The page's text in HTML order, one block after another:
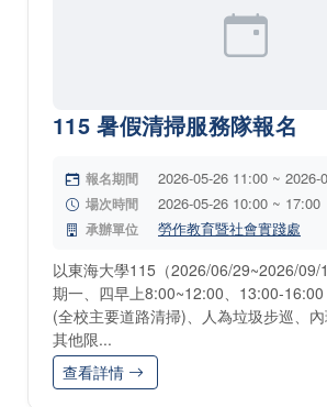
115 暑假清掃服務隊報名
報名期間 2026-05-26 11:00 ~ 2026-
場次時間 2026-05-26 10:00 ~ 17:00
承辦單位 勞作教育暨社會實踐處
以東海大學115（2026/06/29~2026/09/
期一、四早上8:00~12:00、13:00-
(全校主要道路清掃)、人為垃圾步巡、內
其他限...
查看詳情